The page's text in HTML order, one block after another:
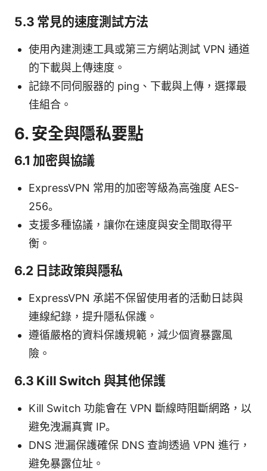
5.3 常見的速度測試方法
使用內建測速工具或第三方網站測試 VPN 通道
的下載與上傳速度。
記錄不同伺服器的 ping、下載與上傳，選擇最
佳組合。
6. 安全與隱私要點
6.1 加密與協議
ExpressVPN 常用的加密等級為高強度 AES-
256。
支援多種協議，讓你在速度與安全間取得平
衡。
6.2 日誌政策與隱私
ExpressVPN 承諾不保留使用者的活動日誌與
連線紀錄，提升隱私保護。
遵循嚴格的資料保護規範，減少個資暴露風
險。
6.3 Kill Switch 與其他保護
Kill Switch 功能會在 VPN 斷線時阻斷網路，以
避免洩漏真實 IP。
DNS 泄漏保護確保 DNS 查詢透過 VPN 進行，
避免暴露位址。